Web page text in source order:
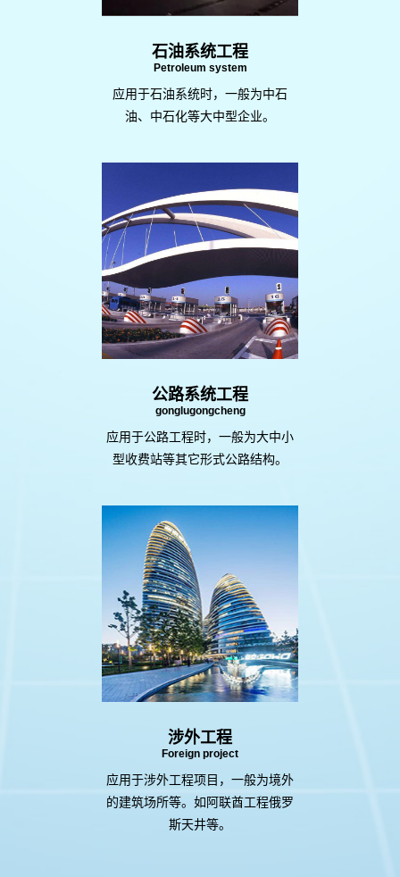
石油系统工程
Petroleum system
应用于石油系统时，一般为中石
油、中石化等大中型企业。
公路系统工程
gonglugongcheng
应用于公路工程时，一般为大中小
型收费站等其它形式公路结构。
涉外工程
Foreign project
应用于涉外工程项目，一般为境外
的建筑场所等。如阿联酋工程俄罗
斯天井等。